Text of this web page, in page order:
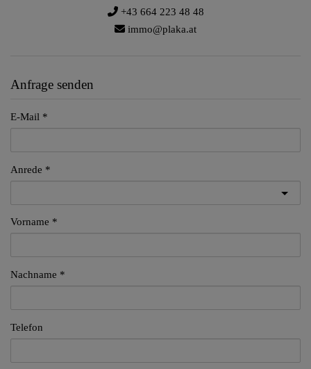
+43 664 223 48 48
immo@plaka.at
Anfrage senden
E-Mail
Anrede
Vorname
Nachname
Telefon